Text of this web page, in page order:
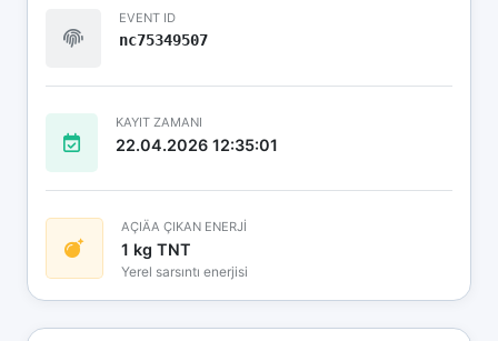
EVENT ID
nc75349507
KAYIT ZAMANI
22.04.2026 12:35:01
AÇIÄA ÇIKAN ENERJİ
1 kg TNT
Yerel sarsıntı enerjisi